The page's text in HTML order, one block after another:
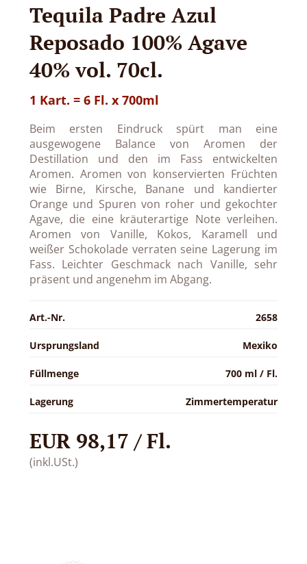
Tequila Padre Azul
Reposado 100% Agave
40% vol. 70cl.
1 Kart. = 6 Fl. x 700ml
Beim ersten Eindruck spürt man eine
ausgewogene Balance von Aromen der
Destillation und den im Fass entwickelten
Aromen. Aromen von konservierten Früchten
wie Birne, Kirsche, Banane und kandierter
Orange und Spuren von roher und gekochter
Agave, die eine kräuterartige Note verleihen.
Aromen von Vanille, Kokos, Karamell und
weißer Schokolade verraten seine Lagerung im
Fass. Leichter Geschmack nach Vanille, sehr
präsent und angenehm im Abgang.
Art.-Nr. 2658
Ursprungsland Mexiko
Füllmenge 700 ml / Fl.
Lagerung Zimmertemperatur
EUR 98,17 / Fl.
(inkl.USt.)